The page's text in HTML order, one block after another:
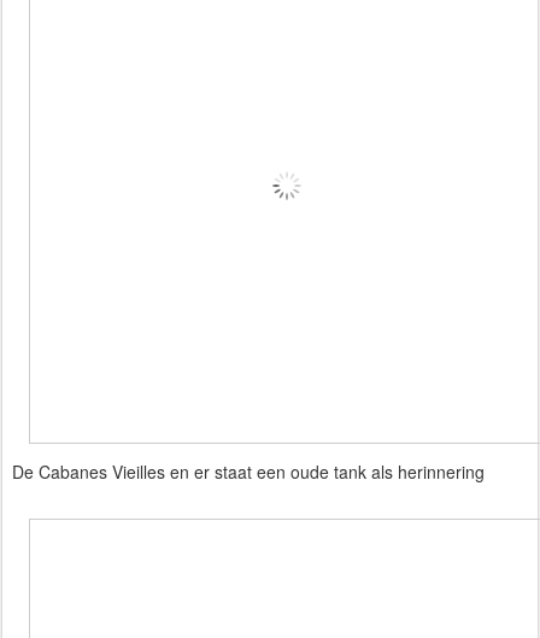
De Cabanes Vieilles en er staat een oude tank als herinnering